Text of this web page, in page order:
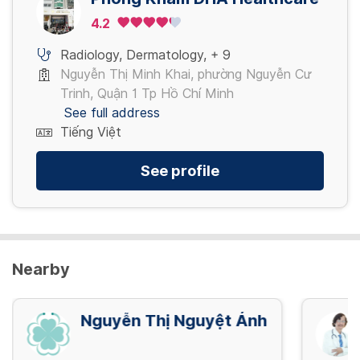
500,000 VND
Chích rạch áp xe nhỏ / Small abscess
incision
500,000 VND
View more
9,980,000 VND
Gói khám TT32/2023 cơ bản - Nam
400,000 VND
View more
4.2
Radiology, Dermatology, + 9
Nguyễn Thị Minh Khai, phường Nguyễn Cư
Trinh, Quận 1 Tp Hồ Chí Minh
See full address
Tiếng Việt
See profile
Nearby
Nguyễn Thị Nguyệt Ánh